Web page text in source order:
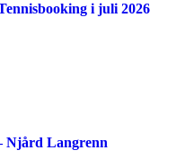
i juli 2026
Njård Langrenn